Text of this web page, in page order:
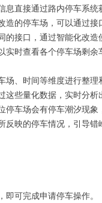
息直接通过路内停车系
造的停车场，可以通过
的接口，通过智能化改
实时查看各个停车场剩
场、时间等维度进行整
这些量化数据，实时分
停车场会有停车潮汐现
反映的停车情况，引导
可完成申请停车操作。